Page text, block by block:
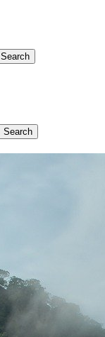
Search
Search